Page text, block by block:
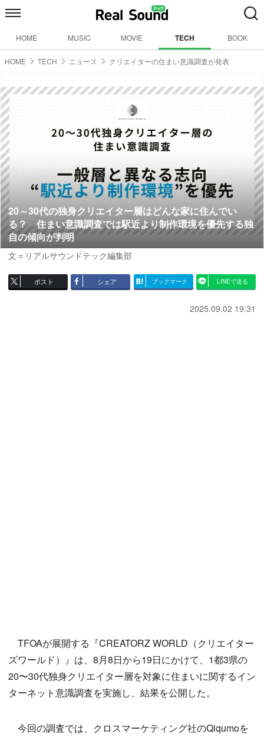
HOME MUSIC MOVIE TECH BOOK
HOME TECH ニュース クリエイターの住まい意識調査が発表
20～30代の独身クリエイター層はどんな家に住んでい
る？ 住まい意識調査では駅近より制作環境を優先する独
自の傾向が判明
文＝リアルサウンドテック編集部
ポスト シェア ブックマーク LINEで送る
2025.09.02 19:31
TFOAが展開する『CREATORZ WORLD（クリエイター
ズワールド）』は、8月8日から19日にかけて、1都3県の
20〜30代独身クリエイター層を対象に住まいに関するイン
ターネット意識調査を実施し、結果を公開した。
今回の調査では、クロスマーケティング社のQiqumoを